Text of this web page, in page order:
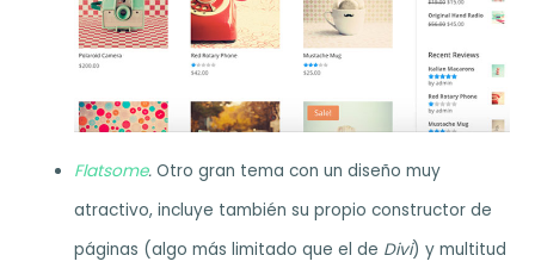
Flatsome.Otro gran tema con un diseño muy
atractivo, incluye también su propio constructor de
páginas (algo más limitado que el de Divi) y multitud